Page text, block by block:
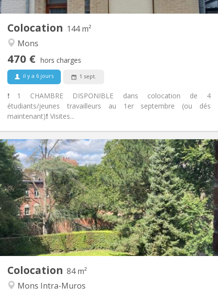
Colocation 144 m²
Mons
470 € hors charges
il y a 6 jours 1 sept.
❗️1 CHAMBRE DISPONIBLE dans colocation de 4
étudiants/jeunes travailleurs au 1er septembre (ou dés
maintenant)❗️ Visites...
Pièces privées:
Colocation 84 m²
Mons Intra-Muros
Infos Pratiques
Loyer:
400 €
Charges:
50 €
Durée:
12 mois
Domiciliation:
Acceptée
Aménagement
Salle de bain:
Commune
Cuisine:
Commune
Superficie:
84 m
2
Pièces privées:
1
Chaleureuse, communautaire, calme,